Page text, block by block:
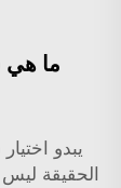
ما هي
يبدو
الحقيقة